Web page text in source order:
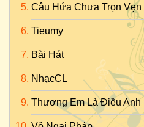
Câu Hứa Chưa Trọn Vẹn
Tieumy
Bài Hát
NhạcCL
Thương Em Là Điều Anh